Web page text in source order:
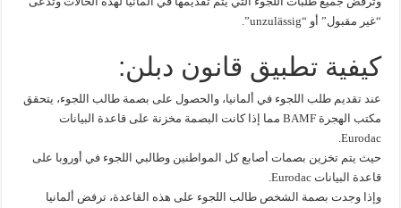
“غير مقبول” أو “unzulässig”.
كيفية تطبيق قانون دبلن:
عند تقديم طلب اللجوء في ألمانيا، والحصول على بصمة طالب اللجوء، يتحقق
مكتب الهجرة BAMF مما إذا كانت البصمة مخزنة على قاعدة البيانات
Eurodac.
حيث يتم تخزين بصمات أصابع كل المواطنين وطالبي اللجوء في أوروبا على
قاعدة البيانات Eurodac.
وإذا وجدت بصمة الشخص طالب اللجوء على هذه القاعدة، ترفض ألمانيا